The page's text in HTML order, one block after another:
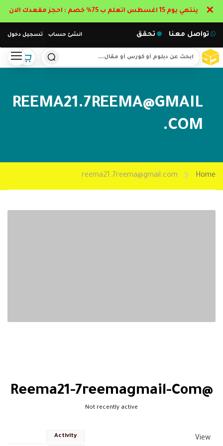
انشئ حساب تسجيل دخول تواصل معنا تحقق
REEMA21.7REEMA@GMAIL
.COM
Home
reema21.7reema@gmail.com
@reema21-7reemagmail-Com
Not recently active
Activity View
ينتهي يوم 15 اغسطس اتعلم ب 75% خصم : احجز مقعدك الان ✕